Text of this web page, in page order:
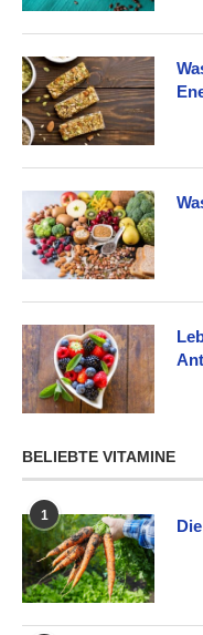
BELIEBTE VITAMINE
1